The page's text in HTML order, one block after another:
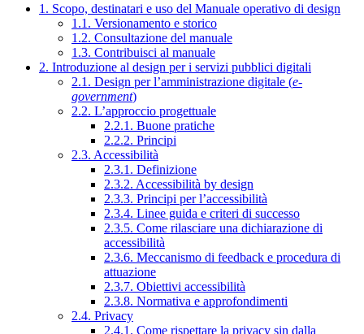
1. Scopo, destinatari e uso del Manuale operativo di design
1.1. Versionamento e storico
1.2. Consultazione del manuale
1.3. Contribuisci al manuale
2. Introduzione al design per i servizi pubblici digitali
2.1. Design per l’amministrazione digitale (e-
government)
2.2. L’approccio progettuale
2.2.1. Buone pratiche
2.2.2. Principi
2.3. Accessibilità
2.3.1. Definizione
2.3.2. Accessibilità by design
2.3.3. Principi per l’accessibilità
2.3.4. Linee guida e criteri di successo
2.3.5. Come rilasciare una dichiarazione di
accessibilità
2.3.6. Meccanismo di feedback e procedura di
attuazione
2.3.7. Obiettivi accessibilità
2.3.8. Normativa e approfondimenti
2.4. Privacy
2.4.1. Come rispettare la privacy sin dalla